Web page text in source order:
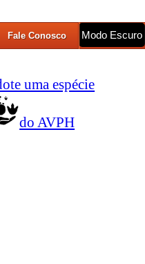
Fale Conosco Modo Escuro
uma espécie
do AVPH